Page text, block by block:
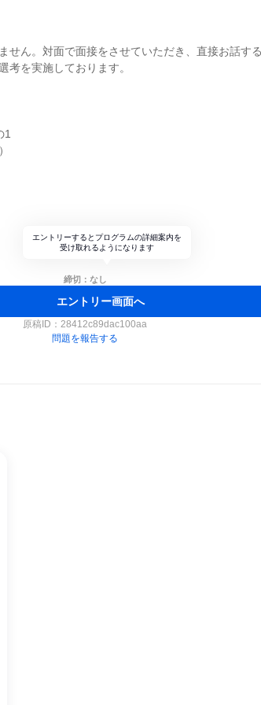
せん。対面で面接をさせていただき、直接お話す
考を実施しております。
1
エントリーするとプログラムの詳細案内を
受け取れるようになります
締切：なし
エントリー画面へ
原稿ID： 28412c89dac100aa
問題を報告する